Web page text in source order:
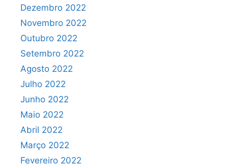
Dezembro 2022
Novembro 2022
Outubro 2022
Setembro 2022
Agosto 2022
Julho 2022
Junho 2022
Maio 2022
Abril 2022
Março 2022
Fevereiro 2022